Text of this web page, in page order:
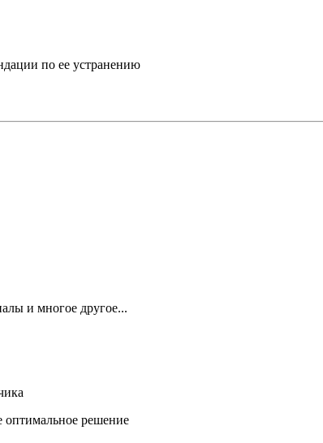
по ее устранению
и многое другое...
оптимальное решение